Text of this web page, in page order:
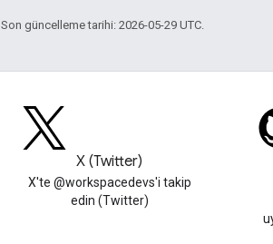
Son güncelleme tarihi: 2026-05-29 UTC.
X (Twitter)
X'te @workspacedevs'i takip
edin (Twitter)